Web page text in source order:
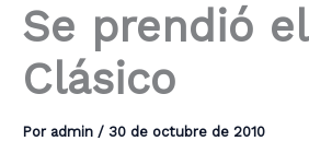
Se prendió el
Clásico
Por admin / 30 de octubre de 2010